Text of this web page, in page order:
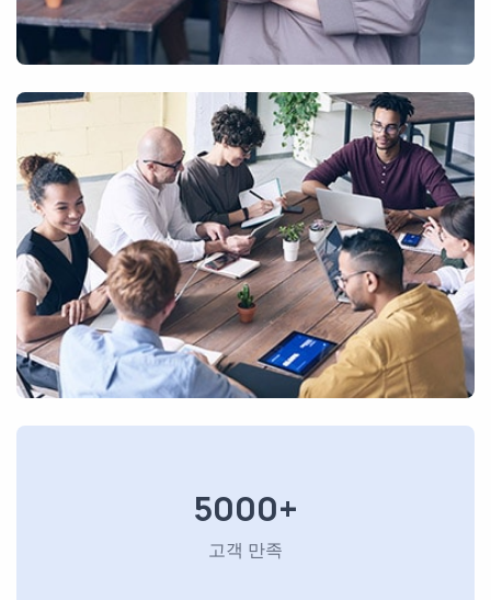
5000+
고객 만족